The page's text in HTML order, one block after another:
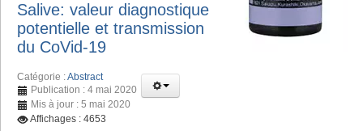
Salive: valeur diagnostique
potentielle et transmission
du CoVid-19
Catégorie :Abstract
Publication : 4 mai 2020
Mis à jour : 5 mai 2020
Affichages : 4653